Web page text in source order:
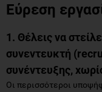
Εύρεση
1. Θέλεις να
συνεντευκτή (
συνέντευξης,
Οι περισσότεροι